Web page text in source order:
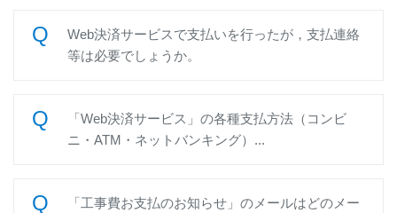
Web決済サービスで支払いを行ったが，支払連絡
等は必要でしょうか。
「Web決済サービス」の各種支払方法（コンビ
ニ・ATM・ネットバンキング）...
「工事費お支払のお知らせ」のメールはどのメー